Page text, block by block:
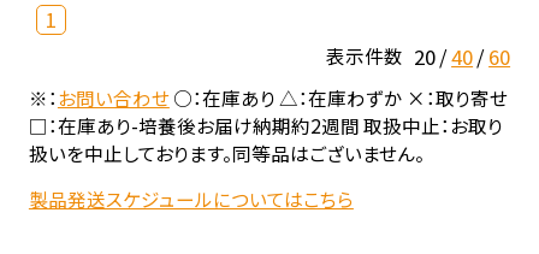
1
表示件数 20 40 60
※：お問い合わせ○：在庫あり △：在庫わずか ×：取り寄せ
□：在庫あり-培養後お届け納期約2週間 取扱中止：お取り
扱いを中止しております。同等品はございません。
製品発送スケジュールについてはこちら